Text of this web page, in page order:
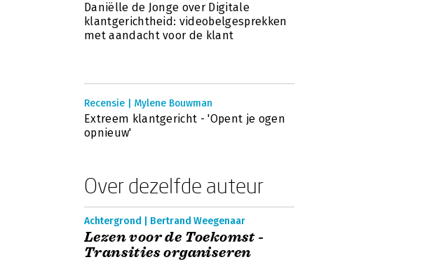
Daniëlle de Jonge over Digitale
klantgerichtheid: videobelgesprekken
met aandacht voor de klant
Recensie | Mylene Bouwman
Extreem klantgericht - 'Opent je ogen
opnieuw'
Over dezelfde auteur
Achtergrond | Bertrand Weegenaar
Lezen voor de Toekomst -
Transities organiseren